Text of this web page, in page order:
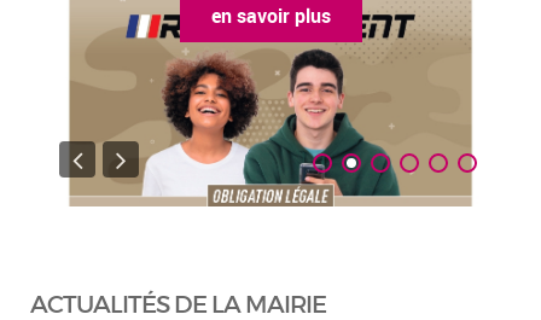
en savoir plus
ACTUALITÉS DE LA MAIRIE